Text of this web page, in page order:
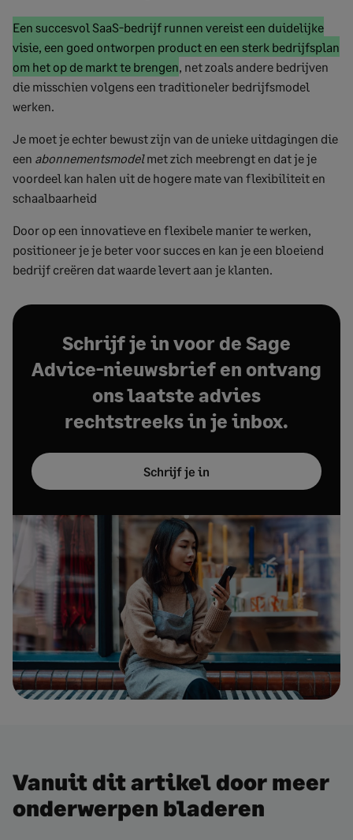
Begin
gemarkeerde
tekst
Een succesvol SaaS-bedrijf runnen vereist een duidelijke
visie, een goed ontworpen product en een sterk bedrijfsplan
om het op de markt te brengen Gemarkeerde
tekst
, net zoals andere bedrijven
die misschien volgens een traditioneler bedrijfsmodel
werken.
Je moet je echter bewust zijn van de unieke uitdagingen die
een abonnementsmodelmet zich meebrengt en dat je je
voordeel kan halen uit de hogere mate van flexibiliteit en
schaalbaarheid
Door op een innovatieve en flexibele manier te werken,
positioneer je je beter voor succes en kan je een bloeiend
bedrijf creëren dat waarde levert aan je klanten.
Schrijf je in voor de Sage
Advice-nieuwsbrief en ontvang
ons laatste advies
rechtstreeks in je inbox.
Schrijf je in
Vanuit dit artikel door meer
onderwerpen bladeren